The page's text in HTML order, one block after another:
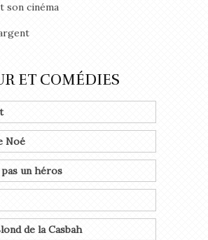
son cinéma
ET COMÉDIES
Noé
un héros
de la Casbah